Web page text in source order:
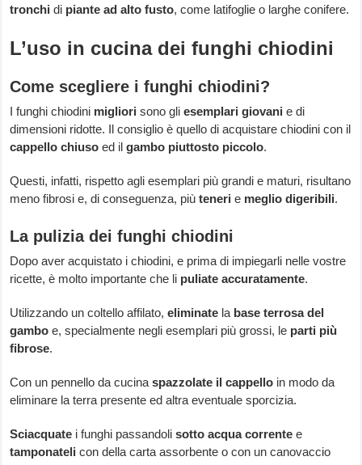
tronchi di piante ad alto fusto, come latifoglie o larghe conifere.
L’uso in cucina dei funghi chiodini
Come scegliere i funghi chiodini?
I funghi chiodini migliori sono gliesemplari giovani e di
dimensioni ridotte. Il consiglio è quello di acquistare chiodini con il
cappello chiuso ed ilgambo piuttosto piccolo.
Questi, infatti, rispetto agli esemplari più grandi e maturi, risultano
meno fibrosi e, di conseguenza, più teneri e meglio digeribili.
La pulizia dei funghi chiodini
Dopo aver acquistato i chiodini, e prima di impiegarli nelle vostre
ricette, è molto importante che li puliate accuratamente.
Utilizzando un coltello affilato, eliminate la base terrosa del
gambo e, specialmente negli esemplari più grossi, le parti più
fibrose.
Con un pennello da cucina spazzolate il cappello in modo da
eliminare la terra presente ed altra eventuale sporcizia.
Sciacquate i funghi passandolisotto acqua corrente e
tamponateli con della carta assorbente o con un canovaccio